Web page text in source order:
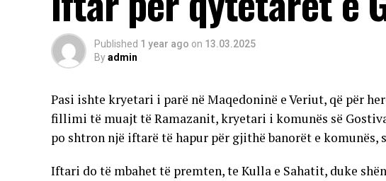
Published 1 year ago on 13.03.2025
Byadmin
Pasi ishte kryetari i parë në Maqedoninë e Veriut, që për
fillimi të muajt të Ramazanit, kryetari i komunës së
po shtron një iftarë të hapur për gjithë banorët e komunës,
Iftari do të mbahet të premten, te Kulla e Sahatit, duke